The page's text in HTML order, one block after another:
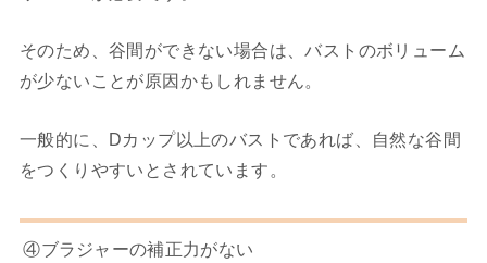
そのため、谷間ができない場合は、バストのボリューム
が少ないことが原因かもしれません。
一般的に、Dカップ以上のバストであれば、自然な谷間
をつくりやすいとされています。
④ブラジャーの補正力がない